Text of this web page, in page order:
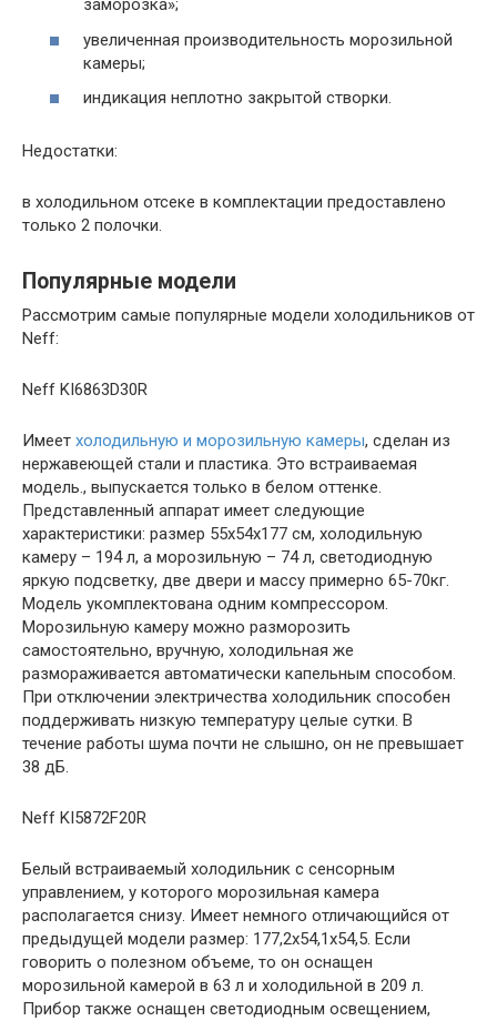
заморозка»;
увеличенная производительность морозильной
камеры;
индикация неплотно закрытой створки.
Недостатки:
в холодильном отсеке в комплектации предоставлено
только 2 полочки.
Популярные модели
Рассмотрим самые популярные модели холодильников от
Neff:
Neff KI6863D30R
Имеет холодильную и морозильную камеры, сделан из
нержавеющей стали и пластика. Это встраиваемая
модель., выпускается только в белом оттенке.
Представленный аппарат имеет следующие
характеристики: размер 55x54x177 см, холодильную
камеру – 194 л, а морозильную – 74 л, светодиодную
яркую подсветку, две двери и массу примерно 65-70кг.
Модель укомплектована одним компрессором.
Морозильную камеру можно разморозить
самостоятельно, вручную, холодильная же
размораживается автоматически капельным способом.
При отключении электричества холодильник способен
поддерживать низкую температуру целые сутки. В
течение работы шума почти не слышно, он не превышает
38 дБ.
Neff KI5872F20R
Белый встраиваемый холодильник с сенсорным
управлением, у которого морозильная камера
располагается снизу. Имеет немного отличающийся от
предыдущей модели размер: 177,2х54,1х54,5. Если
говорить о полезном объеме, то он оснащен
морозильной камерой в 63 л и холодильной в 209 л.
Прибор также оснащен светодиодным освещением,